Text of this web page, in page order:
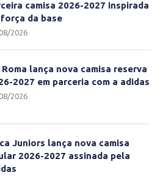
camisa 2026-2027 inspirada
da base
2026
Roma lança nova camisa reserva
2027 em parceria com a adidas
2026
Juniors lança nova camisa
2026-2027 assinada pela